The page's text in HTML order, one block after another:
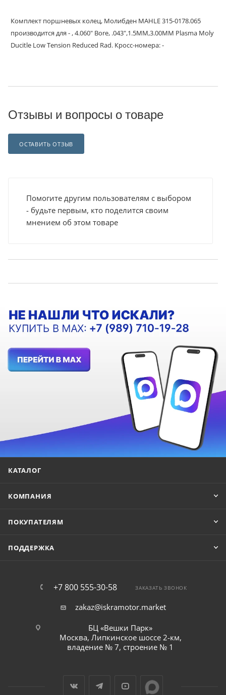
Комплект поршневых колец, Молибден MAHLE 315-0178.065
производится для - , 4.060" Bore, .043",1.5MM,3.00MM Plasma Moly
Ducitle Low Tension Reduced Rad. Кросс-номера: -
Отзывы и вопросы о товаре
ОСТАВИТЬ ОТЗЫВ
Помогите другим пользователям с выбором
- будьте первым, кто поделится своим
мнением об этом товаре
КАТАЛОГ
КОМПАНИЯ
ПОКУПАТЕЛЯМ
ПОДДЕРЖКА
+7 800 555-30-58 ЗАКАЗАТЬ ЗВОНОК
zakaz@iskramotor.market
БЦ «Вешки Парк»
Москва, Липкинское шоссе 2-км,
владение № 7, строение № 1